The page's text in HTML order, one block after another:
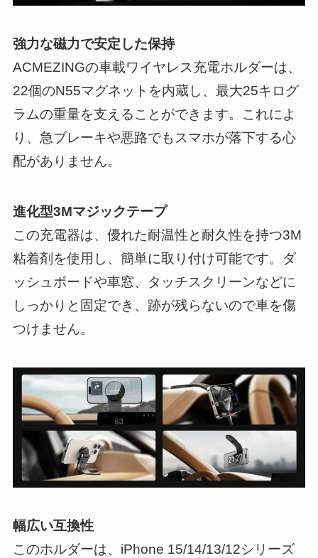
強力な磁力で安定した保持
ACMEZINGの車載ワイヤレス充電ホルダーは、
22個のN55マグネットを内蔵し、最大25キログ
ラムの重量を支えることができます。これによ
り、急ブレーキや悪路でもスマホが落下する心
配がありません。
進化型3Mマジックテープ
この充電器は、優れた耐温性と耐久性を持つ3M
粘着剤を使用し、簡単に取り付け可能です。ダ
ッシュボードや車窓、タッチスクリーンなどに
しっかりと固定でき、跡が残らないので車を傷
つけません。
幅広い互換性
このホルダーは、iPhone 15/14/13/12シリーズ